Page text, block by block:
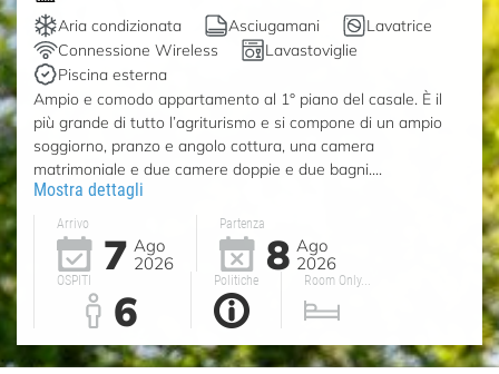
Aria condizionata Asciugamani
Lavatrice
Connessione Wireless
Lavastoviglie
Piscina esterna
Ampio e comodo appartamento al 1° piano del casale. È il
più grande di tutto l’agriturismo e si compone di un ampio
soggiorno, pranzo e angolo cottura, una camera
matrimoniale e due camere doppie e due bagni....
Mostra dettagli
Arrivo
7 Ago
2026
Partenza
8 Ago
2026
OSPITI
6
Politiche Room Only...